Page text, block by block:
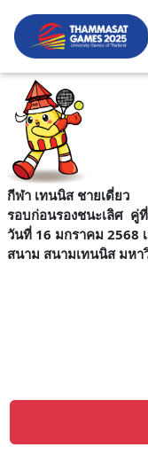
กีฬา เทนนิส ชายเดี่ยว
รอบก่อนรองชนะเลิศ คู่
วันที่ 16 มกราคม 2568
สนาม สนามเทนนิส มห